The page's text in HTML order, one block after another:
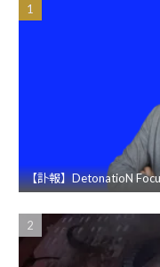
【訃報】DetonatioN